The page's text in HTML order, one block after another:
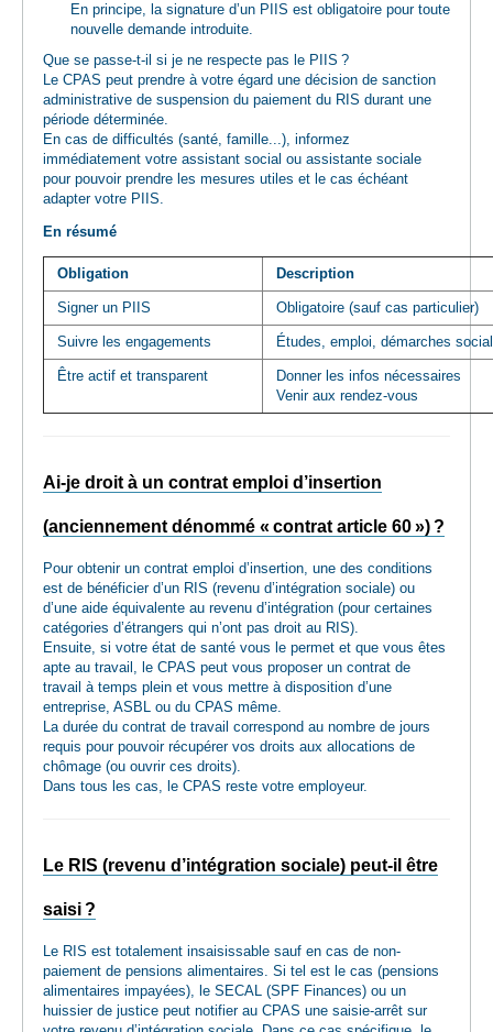
En principe, la signature d’un PIIS est obligatoire pour toute
nouvelle demande introduite.
Que se passe-t-il si je ne respecte pas le PIIS ?
Le CPAS peut prendre à votre égard une décision de sanction
administrative de suspension du paiement du RIS durant une
période déterminée.
En cas de difficultés (santé, famille...), informez
immédiatement votre assistant social ou assistante sociale
pour pouvoir prendre les mesures utiles et le cas échéant
adapter votre PIIS.
En résumé
Obligation Description
Signer un PIIS Obligatoire (sauf cas particulier)
Suivre les engagements Études, emploi, démarches
Être actif et transparent
Donner les infos nécessaires
Venir aux rendez-vous
Ai-je droit à un contrat emploi d’insertion
(anciennement dénommé « contrat article 60 ») ?
Pour obtenir un contrat emploi d’insertion, une des conditions
est de bénéficier d’un RIS (revenu d’intégration sociale) ou
d’une aide équivalente au revenu d’intégration (pour certaines
catégories d’étrangers qui n’ont pas droit au RIS).
Ensuite, si votre état de santé vous le permet et que vous êtes
apte au travail, le CPAS peut vous proposer un contrat de
travail à temps plein et vous mettre à disposition d’une
entreprise, ASBL ou du CPAS même.
La durée du contrat de travail correspond au nombre de jours
requis pour pouvoir récupérer vos droits aux allocations de
chômage (ou ouvrir ces droits).
Dans tous les cas, le CPAS reste votre employeur.
Le RIS (revenu d’intégration sociale) peut-il être
saisi ?
Le RIS est totalement insaisissable sauf en cas de non-
paiement de pensions alimentaires. Si tel est le cas (pensions
alimentaires impayées), le SECAL (SPF Finances) ou un
huissier de justice peut notifier au CPAS une saisie-arrêt sur